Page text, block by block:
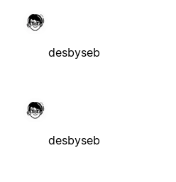
desbyseb
desbyseb